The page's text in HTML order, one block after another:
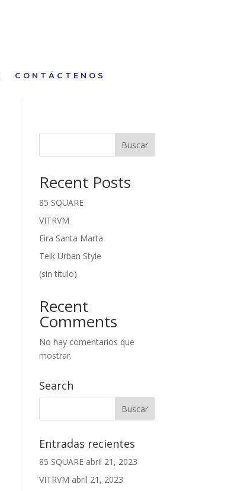
CONTÁCTENOS
Buscar
Recent Posts
85 SQUARE
VITRVM
Eira Santa Marta
Teik Urban Style
(sin título)
Recent
Comments
No hay comentarios que
mostrar.
Search
Entradas recientes
85 SQUARE abril 21, 2023
VITRVM abril 21, 2023